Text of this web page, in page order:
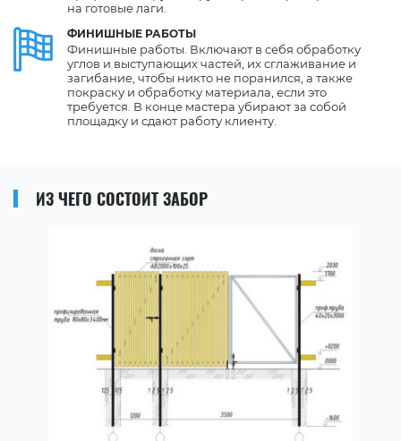
ФИНИШНЫЕ РАБОТЫ
на готовые лаги.
Финишные работы. Включают в себя обработку
углов и выступающих частей, их сглаживание и
загибание, чтобы никто не поранился, а также
покраску и обработку материала, если это
требуется. В конце мастера убирают за собой
площадку и сдают работу клиенту.
ИЗ ЧЕГО СОСТОИТ ЗАБОР